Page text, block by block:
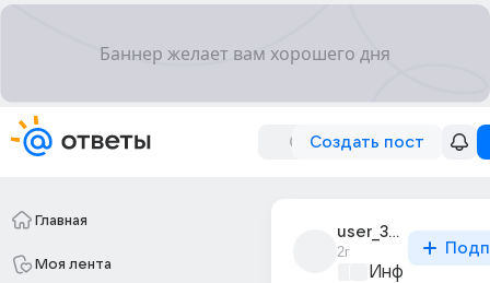
Создать пост
Главная
Моя лента
user_302821285
2г